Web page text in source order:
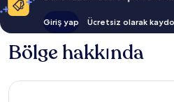
Giriş yap Ücretsiz olarak
Bölge hakkında